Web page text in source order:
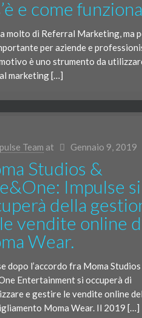
e come
molto di Referral Marketing, ma
per aziende e
è uno strumento da
marketing […]
Team at Gennaio 9, 2019
Studios &
Impulse si
della
vendite online
Wear.
dopo l’accordo fra Moma Studios
Entertainment si occuperà di
e gestire le vendite online
Moma Wear. Il 2019 […]